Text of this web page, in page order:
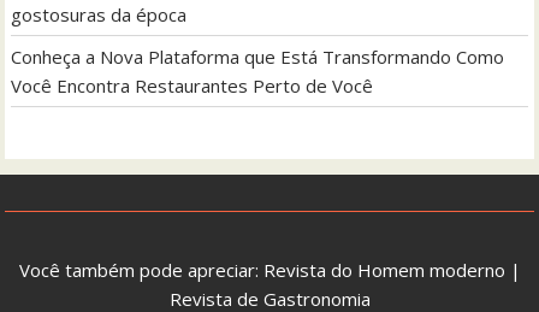
gostosuras da época
Conheça a Nova Plataforma que Está Transformando Como
Você Encontra Restaurantes Perto de Você
Você também pode apreciar: Revista do Homem moderno |
Revista de Gastronomia